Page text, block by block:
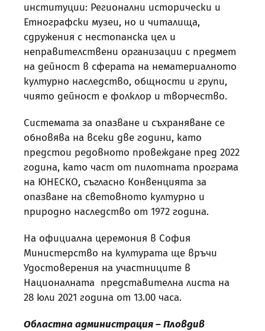
институции: Регионални исторически и
Етнографски музеи, но и читалища,
сдружения с нестопанска цел и
неправителствени организации с предмет
на дейност в сферата на нематериалното
културно наследство, общности и групи,
чиято дейност е фолклор и творчество.
Системата за опазване и съхраняване се
обновява на всеки две години, като
предстои редовното провеждане пред 2022
година, като част от пилотната програма
на ЮНЕСКО, съгласно Конвенцията за
опазване на световното културно и
природно наследство от 1972 година.
На официална церемония в София
Министерство на културата ще връчи
Удостоверения на участниците в
Националната представителна листа на
28 юли 2021 година от 13.00 часа.
Областна администрация – Пловдив